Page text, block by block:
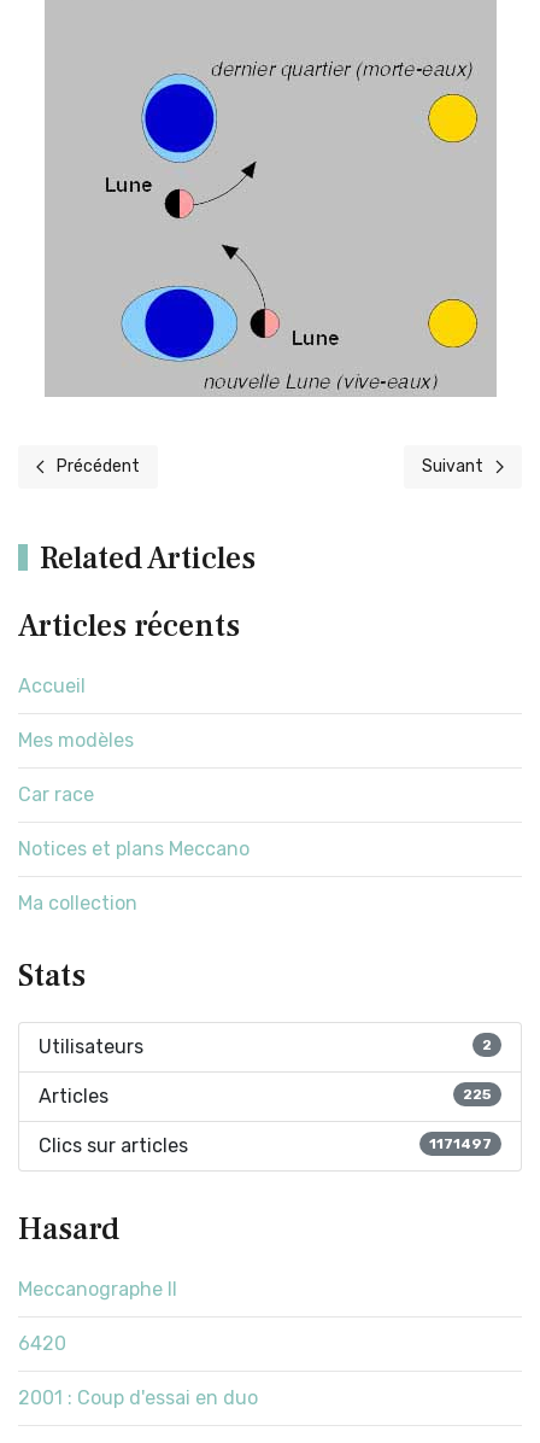
Article précédent : SdKfz 234 ''Puma''
Précédent Article suivant
Suivant
Related Articles
Articles récents
Accueil
Mes modèles
Car race
Notices et plans Meccano
Ma collection
Stats
Utilisateurs 2
Articles 225
Clics sur articles 1171497
Hasard
Meccanographe II
6420
2001 : Coup d'essai en duo